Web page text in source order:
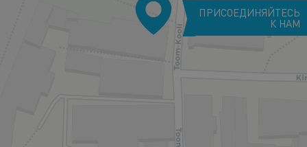
ПРИСОЕДИНЯЙТЕСЬ
К НАМ